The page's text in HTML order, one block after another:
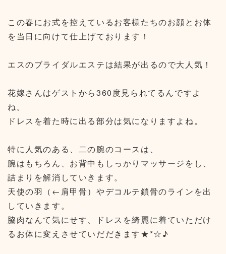
この春にお式を控えているお客様たちのお顔とお体
を当日に向けて仕上げております！
エスのブライダルエステは結果が出るので大人気！
花嫁さんはゲストから360度見られてるんですよ
ね。
ドレスを着た時に出る部分は気になりますよね。
特に人気のある、二の腕のコースは、
腕はもちろん、お背中もしっかりマッサージをし、
詰まりを解消していきます。
天使の羽（←肩甲骨）やデコルテ鎖骨のラインを出
していきます。
脇肉なんて気にせす、ドレスを綺麗に着ていただけ
るお体に変えさせていだだきます★*☆♪